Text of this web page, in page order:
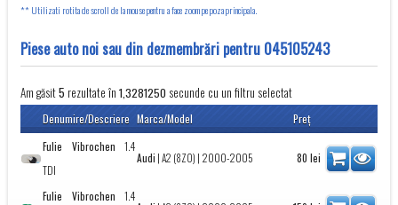
** Utilizati rotita de scroll de la mouse pentru a face zoom pe poza principala.
Piese auto noi sau din dezmembrări pentru 045105243
Am găsit5 rezultate în 1,3281250 secunde cu un filtru selectat
Denumire/Descriere Marca/Model
Preţ
Fulie Vibrochen 1.4
TDI
Audi |A2 (8Z0) | 2000-2005 80 lei
Fulie Vibrochen 1.4